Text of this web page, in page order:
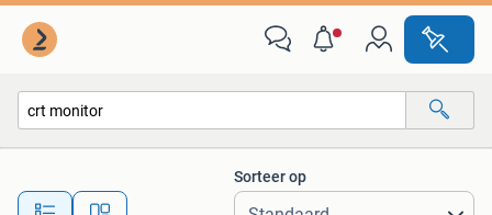
Alle afstanden…
Sorteer op